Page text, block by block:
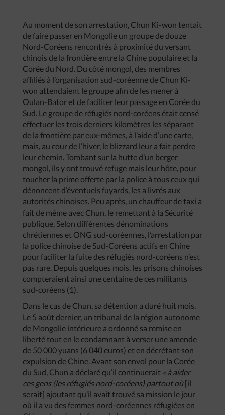
Au moment de son arrestation, Chun Ki-won tentait
de faire passer en Mongolie un groupe de douze
Nord-Coréens rencontrés à proximité du versant
chinois de la frontière entre la Chine populaire et la
Corée du Nord. Du côté mongol, des membres
affiliés à l’organisation sud-coréenne de Chun Ki-
won attendaient le groupe afin de les mener à
Oulan-Bator et de faciliter leur passage en Corée du
Sud. Le groupe de réfugiés nord-coréens était censé
effectuer les trois derniers kilomètres les séparant
de la frontière par eux-mêmes, à l’aide d’une carte,
mais, au cour de l’hiver, le blizzard leur a fait perdre
leur chemin. Tombant sur la hutte d’un berger
mongol, ils y ont trouvé refuge mais leur hôte, pour
toucher la prime offerte par la police à tous ceux qui
dénoncent d’éventuels fuyards, les a livrés aux
autorités chinoises. Peu après, un chauffeur de taxi a
fait de même avec Chun, le remettant à la Sécurité
publique. Selon différentes dénominations
chrétiennes et ONG sud-coréennes, l’arrestation par
la police chinoise de Sud-Coréens actifs en Chine
pour faciliter la fuite des réfugiés nord-coréens n’est
pas rare. Depuis quelques mois, les prisons chinoises
compteraient ainsi une centaine de ces militants
sud-coréens (1).
Dans le cas de Chun, sa détention a duré huit mois.
Le 5 août dernier, un tribunal de la région autonome
de Mongolie intérieure a ordonné sa remise en
liberté tout en le condamnant à verser une amende
de 50 000 yuans (6 040 euros) et en décrétant son
expulsion de Chine. Avant son envol pour la Corée
du Sud, Chun a déclaré qu’il continuerait « à aider
ces gens (les réfugiés nord-coréens) partout où[il
serait] ajoutant qu’il avait trouvé sa mission le jour
où il a vu des femmes nord-coréennes réfugiées en